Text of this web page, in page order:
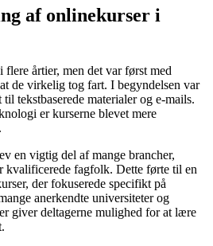
af onlinekurser i
flere årtier, men det var først med
de virkelig tog fart. I begyndelsen var
tekstbaserede materialer og e-mails.
er kurserne blevet mere
en vigtig del af mange brancher,
kvalificerede fagfolk. Dette førte til en
der fokuserede specifikt på
anerkendte universiteter og
giver deltagerne mulighed for at lære